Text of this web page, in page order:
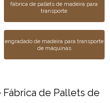
fábrica de pallets de madeira para
transporte
engradado de madeira para transporte
de máquinas
de Pallets de